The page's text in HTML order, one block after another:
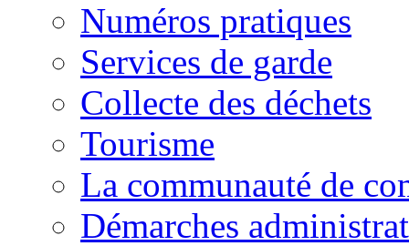
Numéros pratiques
Services de garde
Collecte des déchets
Tourisme
La communauté de
Démarches